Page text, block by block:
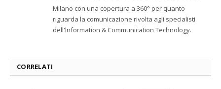
Milano con una copertura a 360° per quanto
riguarda la comunicazione rivolta agli specialisti
dell'lnformation & Communication Technology.
CORRELATI